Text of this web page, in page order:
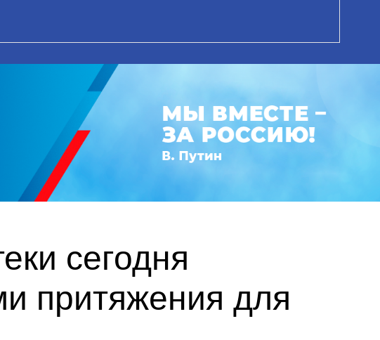
сегодня
притяжения для